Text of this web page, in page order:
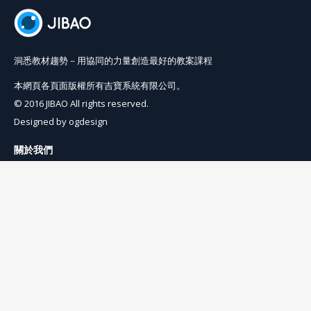
洞悉教材趨勢－用協同的力量創造最好的教案課程
本網頁各頁面版權所有吉寶系統有限公司。
© 2016 JIBAO All rights reserved.
Designed byogdesign
關於我們